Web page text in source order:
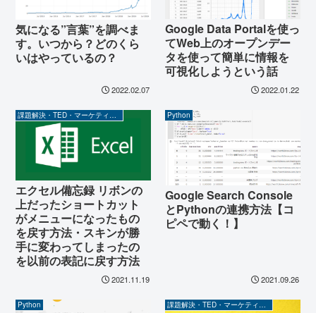
気になる”言葉”を調べま
す。いつから？どのくら
いはやっているの？
2022.02.07
Google Data Portalを使っ
てWeb上のオープンデー
タを使って簡単に情報を
可視化しようという話
2022.01.22
エクセル備忘録 リボンの
上だったショートカット
がメニューになったもの
を戻す方法・スキンが勝
手に変わってしまったの
を以前の表記に戻す方法
2021.11.19
Python
Google Search Console
とPythonの連携方法【コ
ピペで動く！】
2021.09.26
Python 課題解決・TED・マーケティング関係